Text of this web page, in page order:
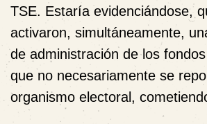
TSE. Estaría evidenciándose,
activaron, simultáneamente,
de administración de los
que no necesariamente se
organismo electoral,